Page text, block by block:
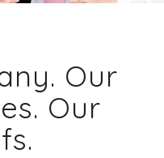
Our
Our